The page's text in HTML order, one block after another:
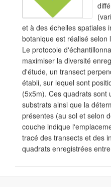
et à des échelles spatiales
botanique est réalisé selon
Le protocole
maximiser la diversité
d'étude, un transect
établi, sur lequel sont
(5x5m). Ces quadrats sont
substrats ainsi que la
présentes (au sol et selon
couche indique
tracé des transects et des
quadrats enregistrées